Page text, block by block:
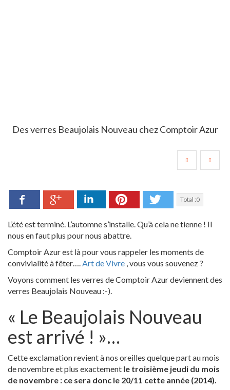
Des verres Beaujolais Nouveau chez Comptoir Azur
Facebook Google+ LinkedIn Pinterest Twitter
Total :0
L’été est terminé. L’automne s’installe. Qu’à cela ne tienne ! Il
nous en faut plus pour nous abattre.
Comptoir Azur est là pour vous rappeler les moments de
convivialité à fêter….Art de Vivre , vous vous souvenez ?
Voyons comment les verres de Comptoir Azur deviennent des
verres Beaujolais Nouveau :-).
« Le Beaujolais Nouveau
est arrivé ! »…
Cette exclamation revient à nos oreilles quelque part au mois
de novembre et plus exactement le troisième jeudi du mois
de novembre : ce sera donc le 20/11 cette année (2014).